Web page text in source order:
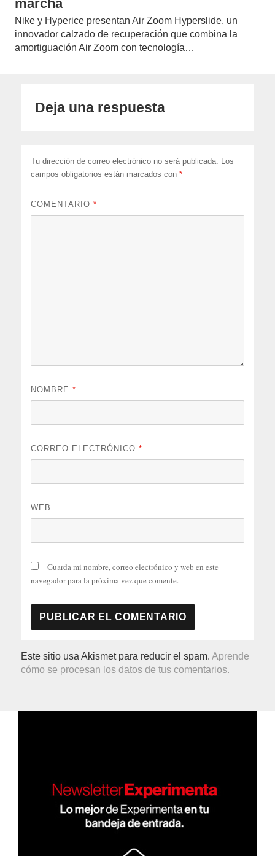
marcha
Nike y Hyperice presentan Air Zoom Hyperslide, un
innovador calzado de recuperación que combina la
amortiguación Air Zoom con tecnología…
Deja una respuesta
Tu dirección de correo electrónico no será publicada.
Los
campos obligatorios están marcados con*
COMENTARIO*
NOMBRE*
CORREO ELECTRÓNICO*
WEB
Guarda mi nombre, correo electrónico y web en este
navegador para la próxima vez que comente.
Este sitio usa Akismet para reducir el spam.Aprende
cómo se procesan los datos de tus comentarios.